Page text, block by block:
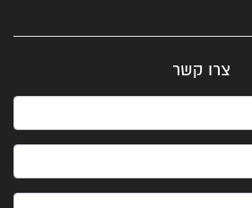
צרו קשר